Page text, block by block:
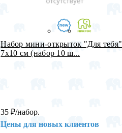
Набор мини-открыток "Для тебя"
7х10 см (набор 10 ш...
35₽/набор.
Цены для новых клиентов